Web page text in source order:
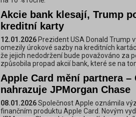
​​​​​​​Akcie bank klesají, Trump
kreditní karty
12.01.2026 Prezident USA Donald Trump
omezily úrokové sazby na kreditních
že jejich nedodržení bude považováno za
způsobila propad akcií bank, které se na
Apple Card mění partnera –
nahrazuje JPMorgan Chase
08.01.2026Společnost Apple oznámila
finančním produktu Apple Card. Novým